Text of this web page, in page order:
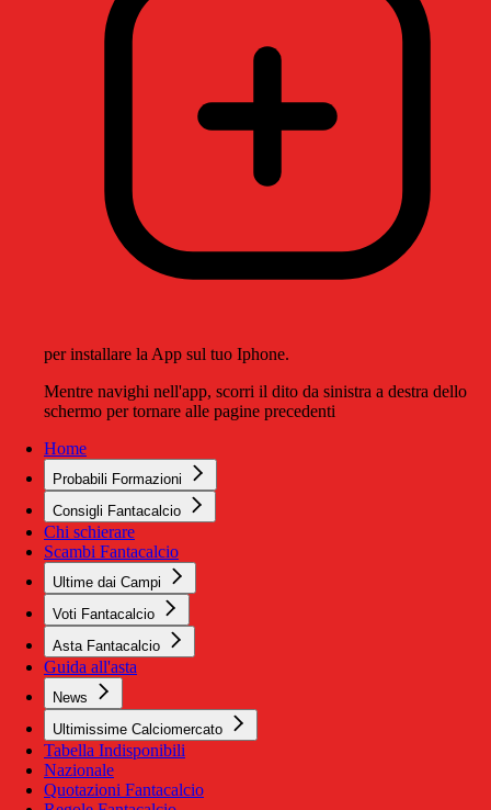
per installare la App sul tuo Iphone.
Mentre navighi nell'app, scorri il dito da sinistra a destra dello
schermo per tornare alle pagine precedenti
Home
Probabili Formazioni
Consigli Fantacalcio
Chi schierare
Scambi Fantacalcio
Ultime dai Campi
Voti Fantacalcio
Asta Fantacalcio
Guida all'asta
News
Ultimissime Calciomercato
Tabella Indisponibili
Nazionale
Quotazioni Fantacalcio